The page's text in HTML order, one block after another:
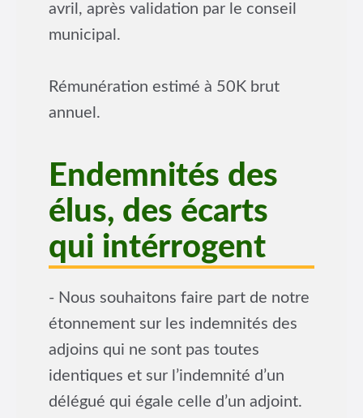
avril, après validation par le conseil
municipal.
Rémunération estimé à 50K brut
annuel.
Endemnités des
élus, des écarts
qui intérrogent
- Nous souhaitons faire part de notre
étonnement sur les indemnités des
adjoins qui ne sont pas toutes
identiques et sur l’indemnité d’un
délégué qui égale celle d’un adjoint.